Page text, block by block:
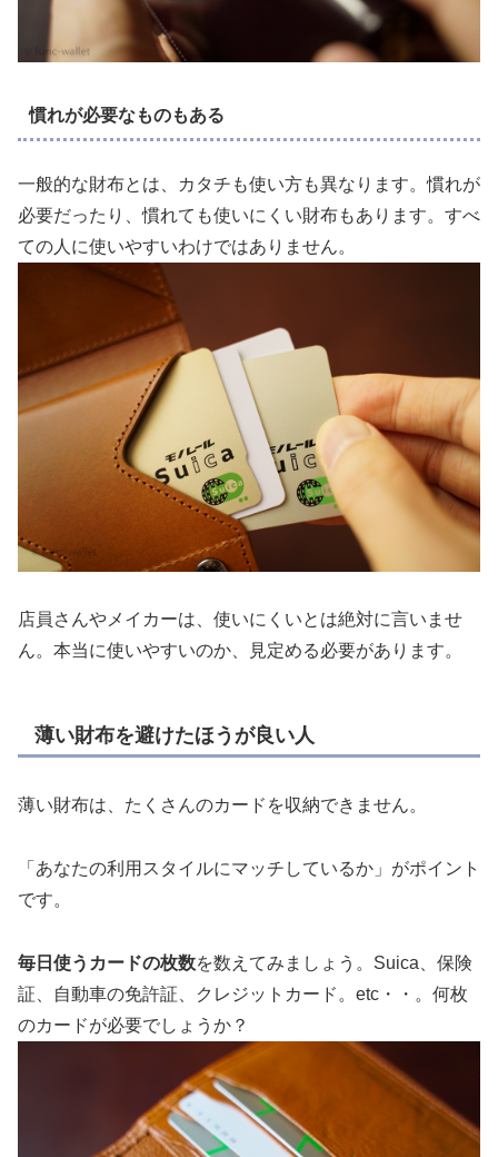
慣れが必要なものもある
一般的な財布とは、カタチも使い方も異なります。慣れが
必要だったり、慣れても使いにくい財布もあります。すべ
ての人に使いやすいわけではありません。
店員さんやメイカーは、使いにくいとは絶対に言いませ
ん。本当に使いやすいのか、見定める必要があります。
薄い財布を避けたほうが良い人
薄い財布は、たくさんのカードを収納できません。
「あなたの利用スタイルにマッチしているか」がポイント
です。
毎日使うカードの枚数を数えてみましょう。Suica、保険
証、自動車の免許証、クレジットカード。etc・・。何枚
のカードが必要でしょうか？